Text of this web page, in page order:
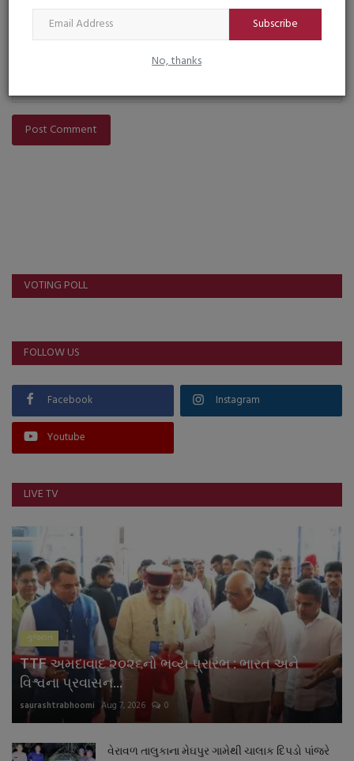
Subscribe
No, thanks
Comment
Post Comment
VOTING POLL
FOLLOW US
Facebook Instagram
Youtube
LIVE TV
ગુજરાત
TTF અમદાવાદ ૨૦૨૬નો ભવ્ય પ્રારંભ : ભારત અને
વિશ્વના પ્રવાસન...
saurashtrabhoomi Aug 7, 2026 0
વેરાવળ તાલુકાના મેઘપુર ગામેથી ચાલાક દિપડો પાંજરે